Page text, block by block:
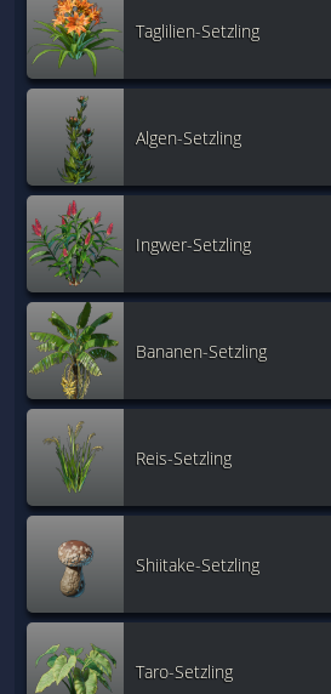
Taglilien-Setzling
Algen-Setzling
Ingwer-Setzling
Bananen-Setzling
Reis-Setzling
Shiitake-Setzling
Taro-Setzling